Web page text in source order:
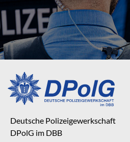
Deutsche Polizeigewerkschaft
DPolG im DBB